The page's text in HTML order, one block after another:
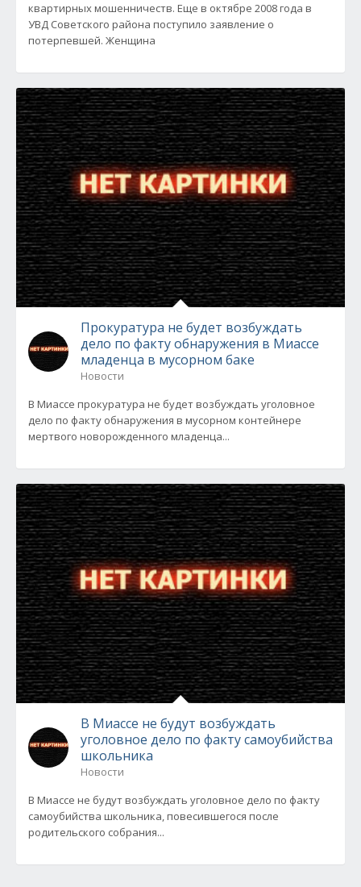
квартирных мошенничеств. Еще в октябре 2008 года в
УВД Советского района поступило заявление о
потерпевшей. Женщина
Прокуратура не будет возбуждать
дело по факту обнаружения в Миассе
младенца в мусорном баке
Новости
В Миассе прокуратура не будет возбуждать уголовное
дело по факту обнаружения в мусорном контейнере
мертвого новорожденного младенца...
В Миассе не будут возбуждать
уголовное дело по факту самоубийства
школьника
Новости
В Миассе не будут возбуждать уголовное дело по факту
самоубийства школьника, повесившегося после
родительского собрания...